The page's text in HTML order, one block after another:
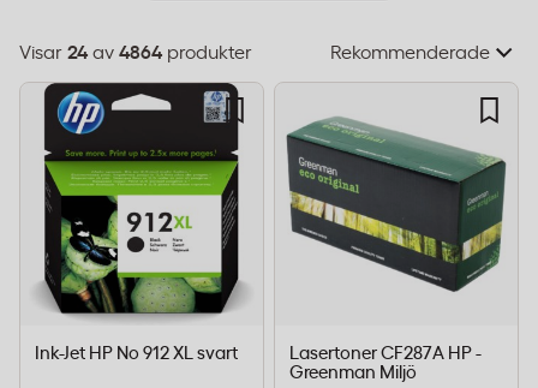
Visar 24 av 4864 produkter
Välj
sorteringsordning
Ink-Jet HP No 912 XL svart
Lasertoner CF287A HP -
Greenman Miljö